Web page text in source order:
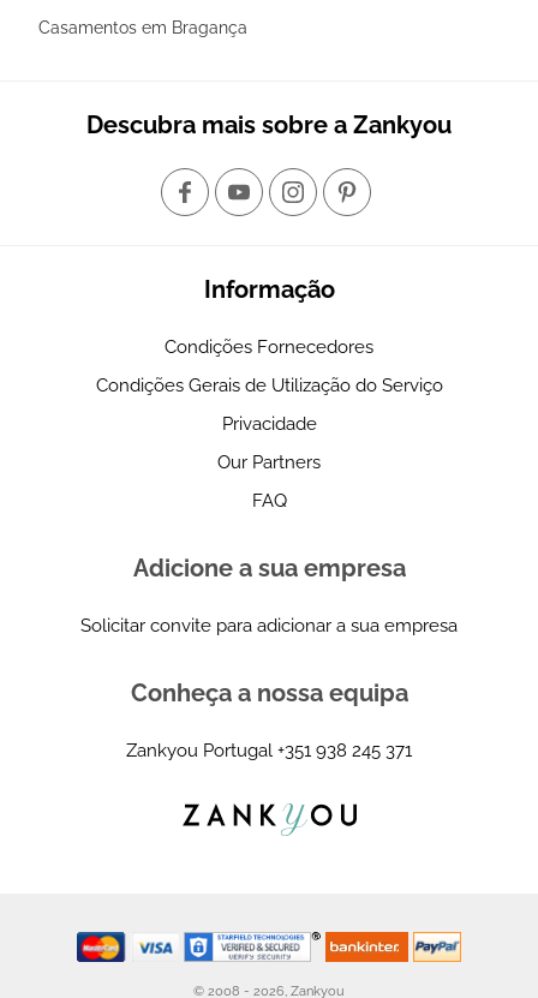
Casamentos em Bragança
Descubra mais sobre a Zankyou
Informação
Condições Fornecedores
Condições Gerais de Utilização do Serviço
Privacidade
Our Partners
FAQ
Adicione a sua empresa
Solicitar convite para adicionar a sua empresa
Conheça a nossa equipa
Zankyou Portugal +351 938 245 371
© 2008 - 2026, Zankyou